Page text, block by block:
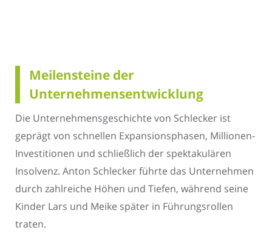
Meilensteine der
Unternehmensentwicklung
Die Unternehmensgeschichte von Schlecker ist
geprägt von schnellen Expansionsphasen, Millionen-
Investitionen und schließlich der spektakulären
Insolvenz. Anton Schlecker führte das Unternehmen
durch zahlreiche Höhen und Tiefen, während seine
Kinder Lars und Meike später in Führungsrollen
traten.